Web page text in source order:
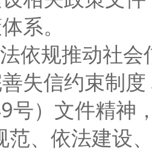
系。
法依规推动社
失信约束制
号）文件精
范、依法建设